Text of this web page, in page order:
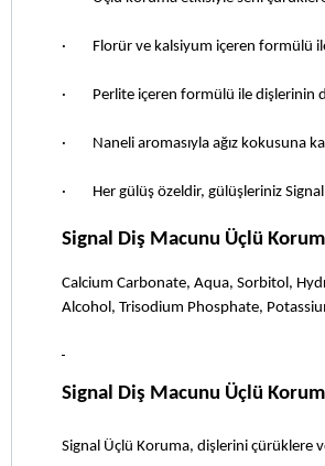
·        Florür ve kalsiyum içeren
·        Perlite içeren formülü ile dişlerinin
·        Naneli aromasıyla ağız
·        Her gülüş özeldir, gülüşleriniz
Signal Diş Macunu Üçlü
Calcium Carbonate, Aqua, Sorbitol,
Alcohol, Trisodium Phosphate,
Signal Diş Macunu Üçlü
Signal Üçlü Koruma, dişlerini çürüklere